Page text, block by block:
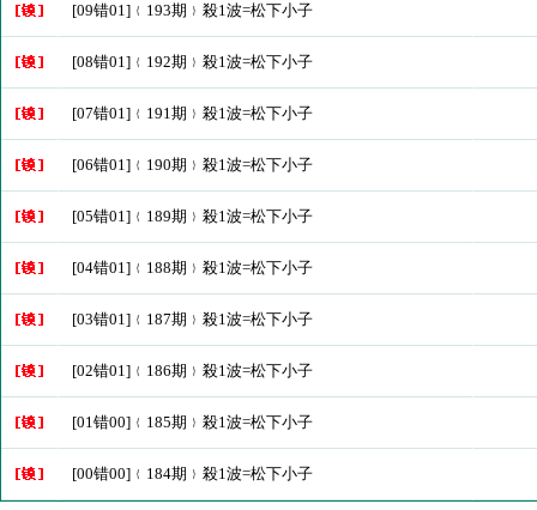
[09错01]﹛193期﹜殺1波=松下小子
[08错01]﹛192期﹜殺1波=松下小子
[07错01]﹛191期﹜殺1波=松下小子
[06错01]﹛190期﹜殺1波=松下小子
[05错01]﹛189期﹜殺1波=松下小子
[04错01]﹛188期﹜殺1波=松下小子
[03错01]﹛187期﹜殺1波=松下小子
[02错01]﹛186期﹜殺1波=松下小子
[01错00]﹛185期﹜殺1波=松下小子
[00错00]﹛184期﹜殺1波=松下小子